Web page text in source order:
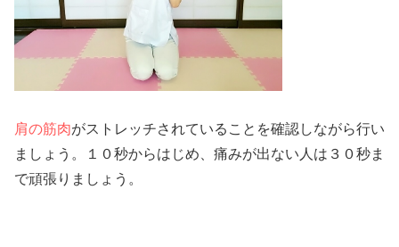
肩の筋肉がストレッチされていることを確認しながら行い
ましょう。１０秒からはじめ、痛みが出ない人は３０秒ま
で頑張りましょう。